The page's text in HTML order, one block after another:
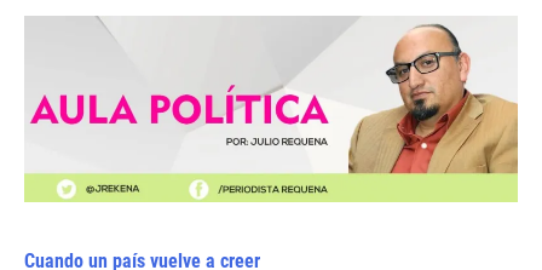
Cuando un país vuelve a creer